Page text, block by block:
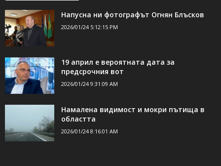
Напусна ни фотографът Огнян Блъсков
2026/01/24 5:12:15 PM
19 април е вероятната дата за
предсрочния вот
2026/01/24 9:31:09 AM
Намалена видимост и мокри пътища в
областта
2026/01/24 8:16:01 AM